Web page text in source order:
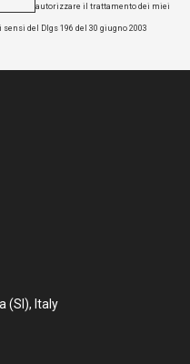
autorizzare il trattamento dei miei
del Dlgs 196 del 30 giugno 2003
(SI), Italy